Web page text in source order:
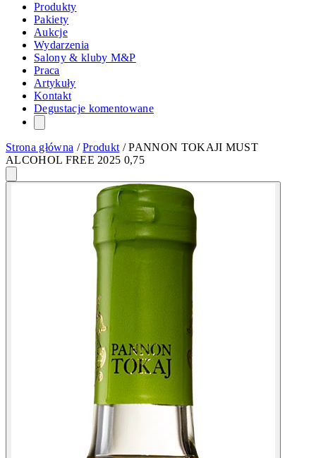
Produkty
Pakiety
Aukcje
Wydarzenia
Salony & kluby M&P
Praca
Artykuły
Kontakt
Degustacje komentowane
Strona główna /Produkt /PANNON TOKAJI MUST
ALCOHOL FREE 2025 0,75